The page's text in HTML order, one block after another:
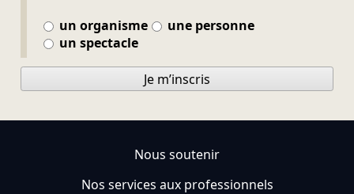
un organisme
une personne
un spectacle
Je m’inscris
Nous soutenir
Nos services aux professionnels